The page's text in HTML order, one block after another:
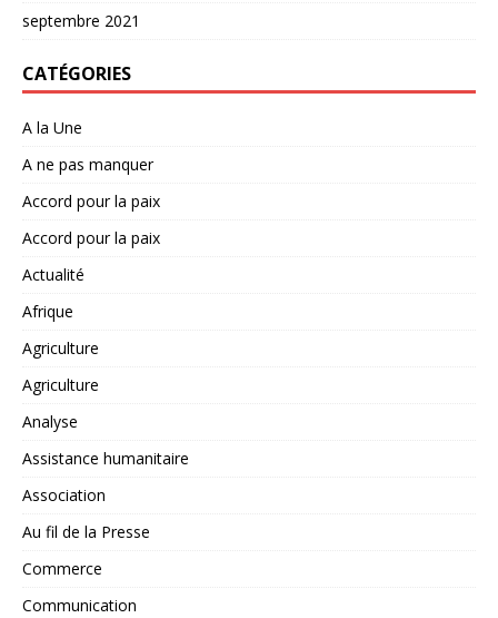
septembre 2021
CATÉGORIES
A la Une
A ne pas manquer
Accord pour la paix
Accord pour la paix
Actualité
Afrique
Agriculture
Agriculture
Analyse
Assistance humanitaire
Association
Au fil de la Presse
Commerce
Communication